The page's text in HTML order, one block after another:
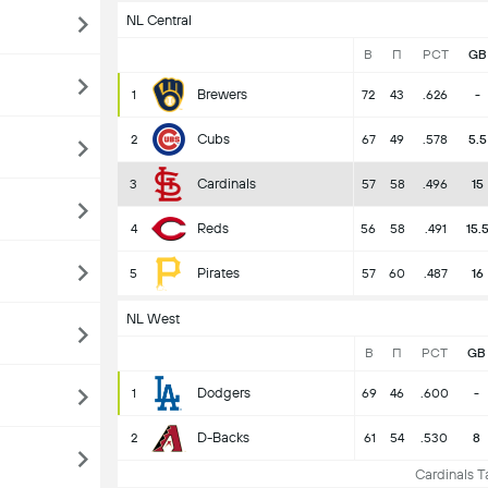
NL Central
В П PCT GB
1 Brewers 72 43 .626 -
2 Cubs 67 49 .578 5.5
3 Cardinals 57 58 .496 15
4 Reds 56 58 .491 15.5
5 Pirates 57 60 .487 16
NL West
В П PCT GB
1 Dodgers 69 46 .600 -
2 D-Backs 61 54 .530 8
Cardinals